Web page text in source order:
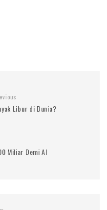
Libur di Dunia?
Miliar Demi AI